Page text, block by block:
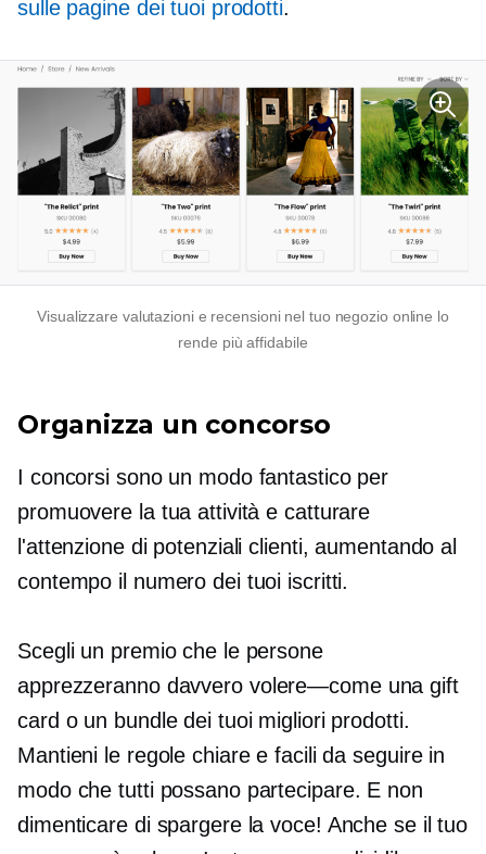
sulle pagine dei tuoi prodotti.
Visualizzare valutazioni e recensioni nel tuo negozio online lo
rende più affidabile
Organizza un concorso
I concorsi sono un modo fantastico per
promuovere la tua attività e catturare
l'attenzione di potenziali clienti, aumentando al
contempo il numero dei tuoi iscritti.
Scegli un premio che le persone
apprezzeranno davvero volere—comeuna gift
card o un bundle dei tuoi migliori prodotti.
Mantieni le regole chiare e facili da seguire in
modo che tutti possano partecipare. E non
dimenticare di spargere la voce! Anche se il tuo